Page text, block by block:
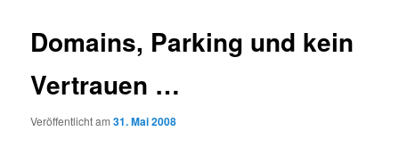
Domains, Parking und kein
Vertrauen …
Veröffentlicht am31. Mai 2008